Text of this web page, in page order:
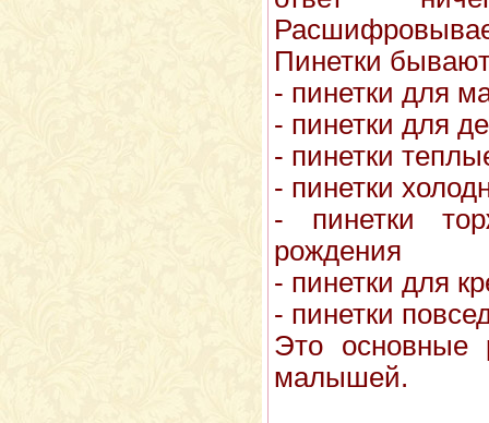
Пинетки
- пинетки для
- пинетки для
- пинетки
- пинетки
- пинетки
рождения
- пинетки для
- пинетки
Это основные
малышей.